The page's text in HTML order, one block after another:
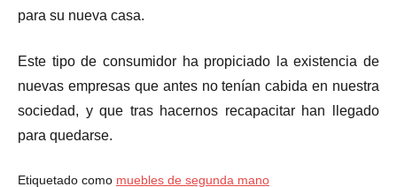
para su nueva casa.
Este tipo de consumidor ha propiciado la existencia de
nuevas empresas que antes no tenían cabida en nuestra
sociedad, y que tras hacernos recapacitar han llegado
para quedarse.
Etiquetado como muebles de segunda mano